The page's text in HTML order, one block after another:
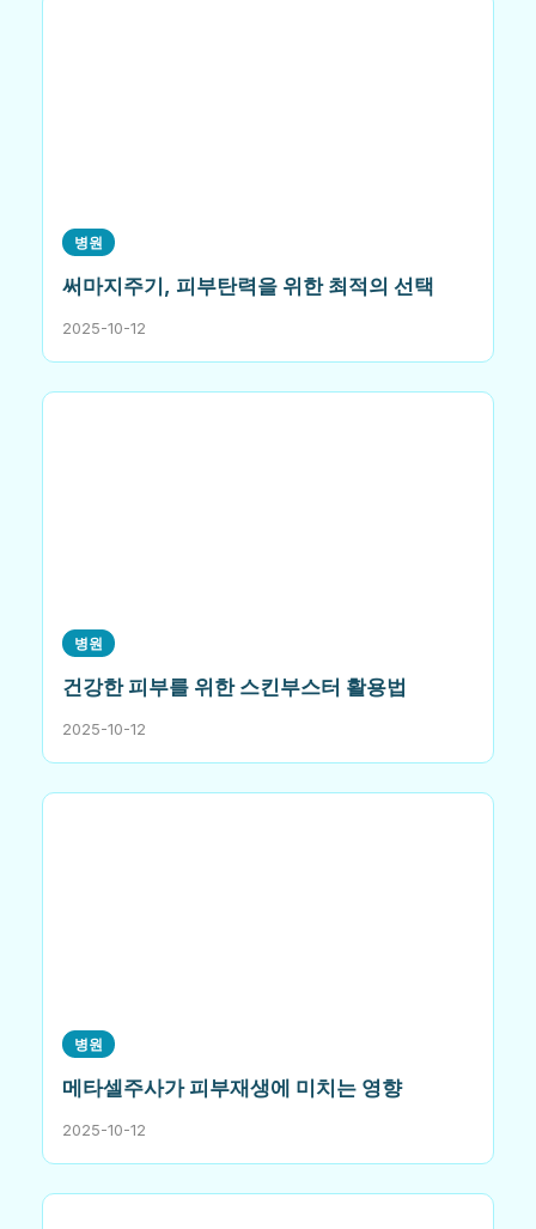
병원
써마지주기, 피부탄력을 위한 최적의 선택
2025-10-12
병원
건강한 피부를 위한 스킨부스터 활용법
2025-10-12
병원
메타셀주사가 피부재생에 미치는 영향
2025-10-12